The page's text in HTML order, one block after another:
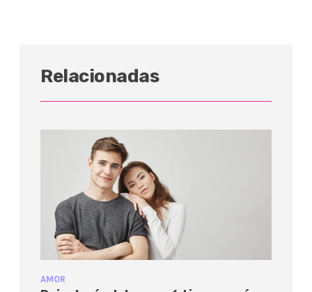
Relacionadas
AMOR